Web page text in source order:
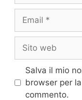
web
Salva il mio
browser per
commento.